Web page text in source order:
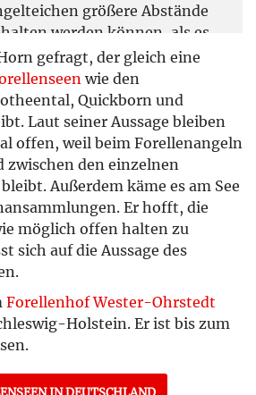
größere Abstände
werden können, als es
Heringsangeln am NOK und
ist.
gefragt, der gleich eine
wie den
Quickborn und
Laut seiner Aussage bleiben
offen, weil beim Forellenangeln
zwischen den einzelnen
Außerdem käme es am See
Er hofft, die
möglich offen halten zu
sich auf die Aussage des
Forellenhof Wester-Ohrstedt
Holstein. Er ist bis zum